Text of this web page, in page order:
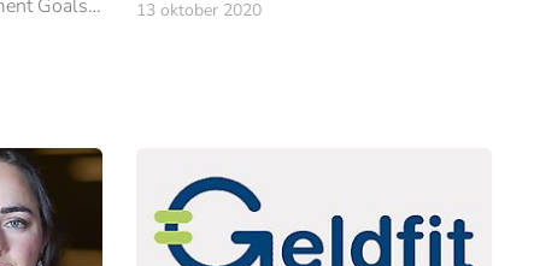
Goals
13 oktober 2020